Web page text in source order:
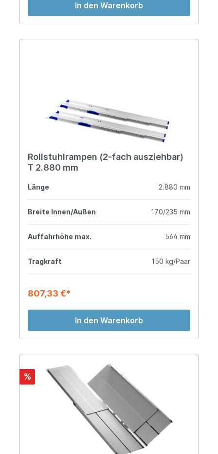
In den Warenkorb
Rollstuhlrampen (2-fach ausziehbar)
T 2.880 mm
Länge 2.880 mm
Breite Innen/Außen 170/235 mm
Auffahrhöhe max. 564 mm
Tragkraft 150 kg/Paar
807,33 €*
In den Warenkorb
%